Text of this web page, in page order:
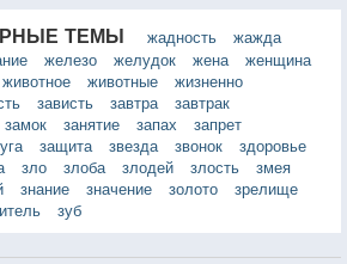
ТЕМЫ жадность
жажда
железо желудок жена
женщина
животное животные
жизненно
зависть завтра
завтрак
замок занятие запах
запрет
защита звезда звонок
здоровье
зло злоба злодей злость
змея
знание значение золото
зрелище
зуб